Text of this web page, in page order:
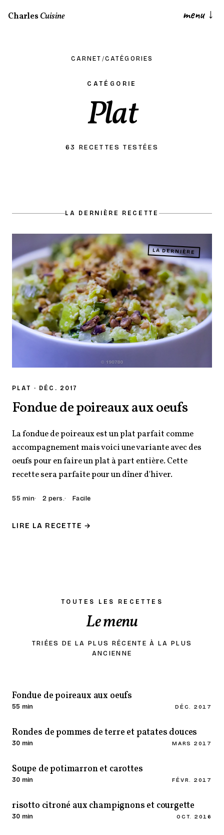
CharlesCuisine menu ↓
CARNET /CATÉGORIES
CATÉGORIE
Plat
63 RECETTES TESTÉES
LA DERNIÈRE RECETTE
LA DERNIÈRE
PLAT · DÉC. 2017
Fondue de poireaux aux oeufs
La fondue de poireaux est un plat parfait comme
accompagnement mais voici une variante avec des
oeufs pour en faire un plat à part entière. Cette
recette sera parfaite pour un dîner d'hiver.
55 min 2 pers. Facile
LIRE LA RECETTE →
TOUTES LES RECETTES
Le menu
TRIÉES DE LA PLUS RÉCENTE À LA PLUS
ANCIENNE
Fondue de poireaux aux oeufs
55 min DÉC. 2017
Rondes de pommes de terre et patates douces
30 min MARS 2017
Soupe de potimarron et carottes
30 min FÉVR. 2017
risotto citroné aux champignons et courgette
30 min OCT. 2016